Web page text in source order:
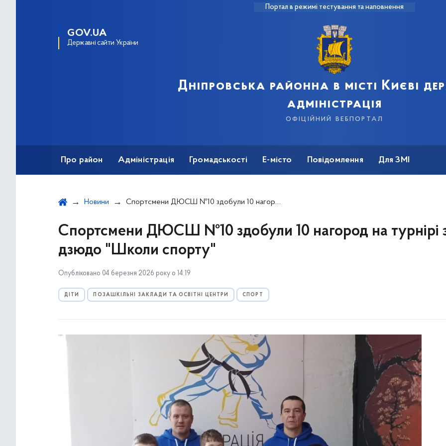
Портал в режимі тестування та наповнення
GOV.UA
Державні сайти України
Дніпровська районна в місті Києві
адміністрація
офіційний вебпортал
Про район Адміністрація Громадськості Е-місто Повідомлення Для ЗМІ
Новини Спортсмени ДЮСШ №10 здобули 10 нагород на турнірі з дзюдо "Школи спорту"
Спортсмени ДЮСШ №10 здобули 10 нагород на турнірі
дзюдо "Школи спорту"
Опубліковано 04 березня 2026 року о 14:19
ДІТИ ПОЗАШКІЛЬНІ ЗАКЛАДИ ТА ОСВІТНІ ЦЕНТРИ СПОРТ